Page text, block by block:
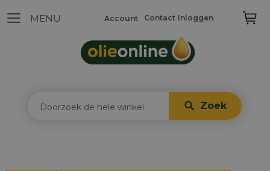
Zoek
Contact Inloggen
Account